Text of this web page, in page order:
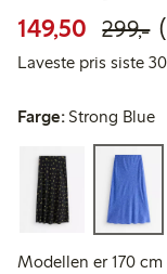
149,50 299,-
Laveste pris siste
Farge: Strong Blue
Modellen er 170